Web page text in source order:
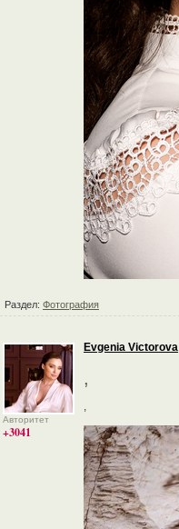
Раздел: Фотография
Авторитет
+3041
Evgenia Victorova
,
,